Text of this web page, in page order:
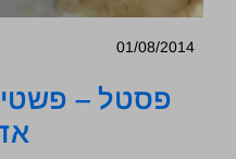
01/08/2014
פסטל –